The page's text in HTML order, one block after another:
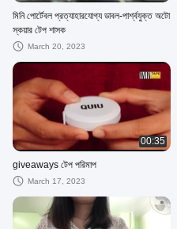
মিনি পোর্টেবল প্রত্যাহারযোগ্য ডাবল-পার্শ্বযুক্ত অটো
স্কয়ার টেপ শাসক
March 20, 2023
00:35
giveaways টেপ পরিমাপ
March 17, 2023